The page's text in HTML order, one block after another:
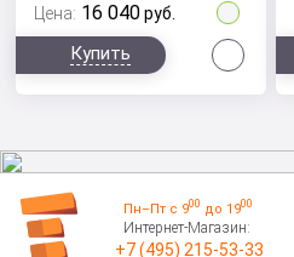
Цена: 16 040 руб.
Купить
Пн–Пт с 900 до 1900
Интернет-Магазин:
+7 (495) 215-53-33